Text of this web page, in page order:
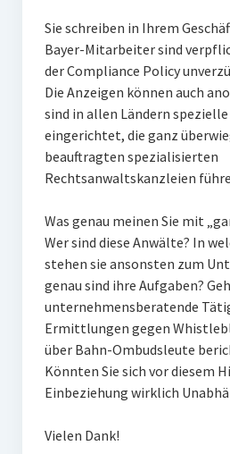
Sie schreiben in Ihrem
Bayer-Mitarbeiter sind
der Compliance Policy
Die Anzeigen können auch
sind in allen Ländern
eingerichtet, die ganz
beauftragten spezialisierten
Rechtsanwaltskanzleien
Was genau meinen Sie mit
Wer sind diese Anwälte? In
stehen sie ansonsten zum
genau sind ihre Aufgaben?
unternehmensberatende
Ermittlungen gegen
über Bahn-Ombudsleute
Könnten Sie sich vor diesem
Einbeziehung wirklich
Vielen Dank!